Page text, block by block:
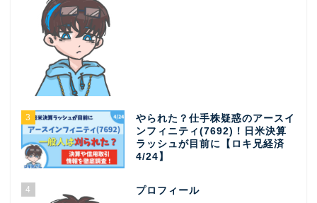
3
やられた？仕手株疑惑のアースイ
ンフィニティ(7692)！日米決算
ラッシュが目前に【ロキ兄経済
4/24】
4 プロフィール